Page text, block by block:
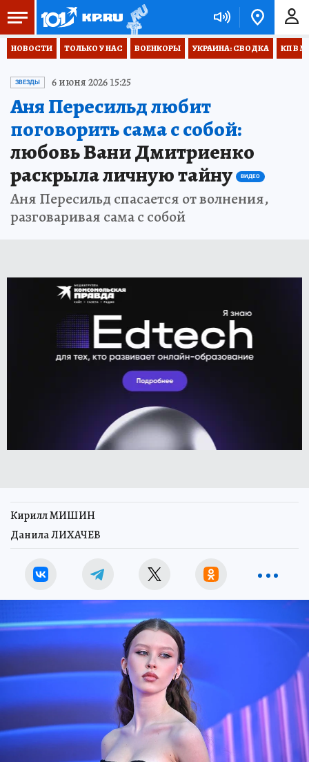
НОВОСТИ ТОЛЬКО У НАС ВОЕНКОРЫ УКРАИНА: СВОДКА КП В
ЗВЕЗДЫ 6 июня 2026 15:25
Аня Пересильд любит
поговорить сама с собой:
любовь Вани Дмитриенко
раскрыла личную тайну
ВИДЕО
Аня Пересильд спасается от волнения,
разговаривая сама с собой
Кирилл МИШИН
Данила ЛИХАЧЕВ